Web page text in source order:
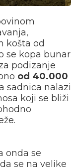
košta od
se kopa bunar
podizanje
od 40.000
sadnica nalazi
koji se bliži
onda se
se na velike